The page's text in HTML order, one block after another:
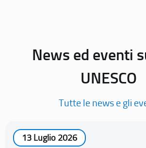
News ed eventi
UNESCO
Tutte le news e gli
13 Luglio 2026